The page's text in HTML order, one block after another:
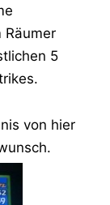
5
von hier